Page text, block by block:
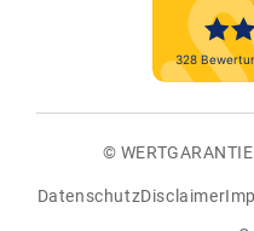
©
DatenschutzDisclaimer